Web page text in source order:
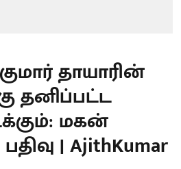
தாயாரின்
தனிப்பட்ட
மகன்
| AjithKumar